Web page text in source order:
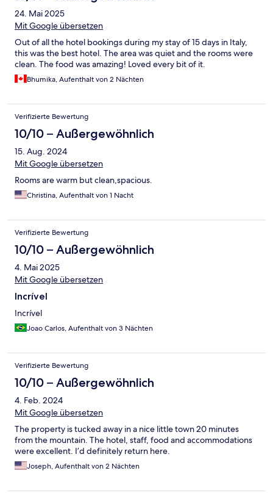
24. Mai 2025
Mit Google übersetzen
Out of all the hotel bookings during my stay of 15 days in Italy,
this was the best hotel. The area was quiet and the rooms were
clean. The food was amazing! Loved every bit of it.
Bhumika, Aufenthalt von 2 Nächten
Verifizierte Bewertung
10/10 – Außergewöhnlich
15. Aug. 2024
Mit Google übersetzen
Rooms are warm but clean,spacious.
Christina, Aufenthalt von 1 Nacht
Verifizierte Bewertung
10/10 – Außergewöhnlich
4. Mai 2025
Mit Google übersetzen
Incrível
Incrível
Joao Carlos, Aufenthalt von 3 Nächten
Verifizierte Bewertung
10/10 – Außergewöhnlich
4. Feb. 2024
Mit Google übersetzen
The property is tucked away in a nice little town 20 minutes
from the mountain. The hotel, staff, food and accommodations
were excellent. I’d definitely return here.
Joseph, Aufenthalt von 2 Nächten